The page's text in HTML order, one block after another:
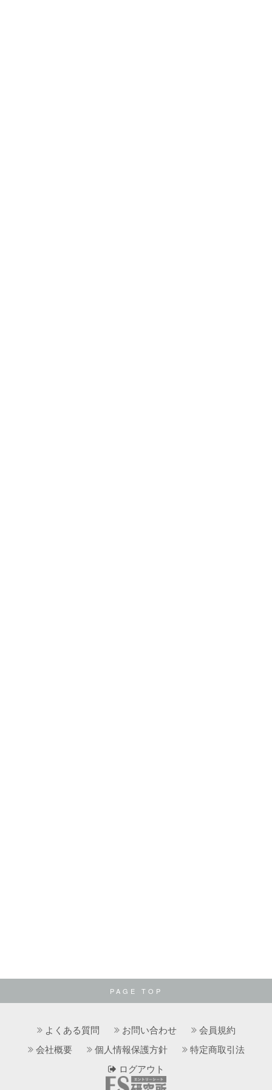
PAGE TOP
よくある質問 お問い合わせ
会員規約
会社概要
個人情報保護方針
特定商取引法
ログアウト